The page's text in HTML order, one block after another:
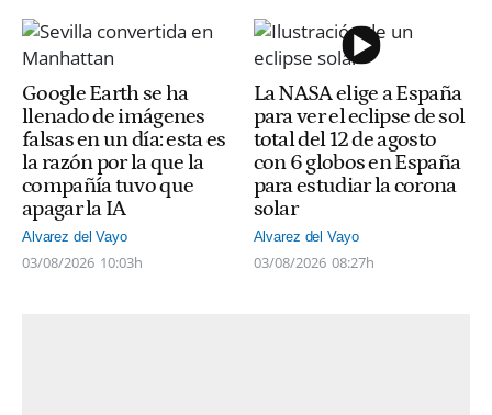
Google Earth se ha
llenado de imágenes
falsas en un día: esta es
la razón por la que la
compañía tuvo que
apagar la IA
Alvarez del Vayo
03/08/2026 10:03h
La NASA elige a España
para ver el eclipse de sol
total del 12 de agosto
con 6 globos en España
para estudiar la corona
solar
Alvarez del Vayo
03/08/2026 08:27h